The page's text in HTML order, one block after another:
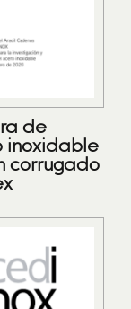
de
inoxidable
corrugado